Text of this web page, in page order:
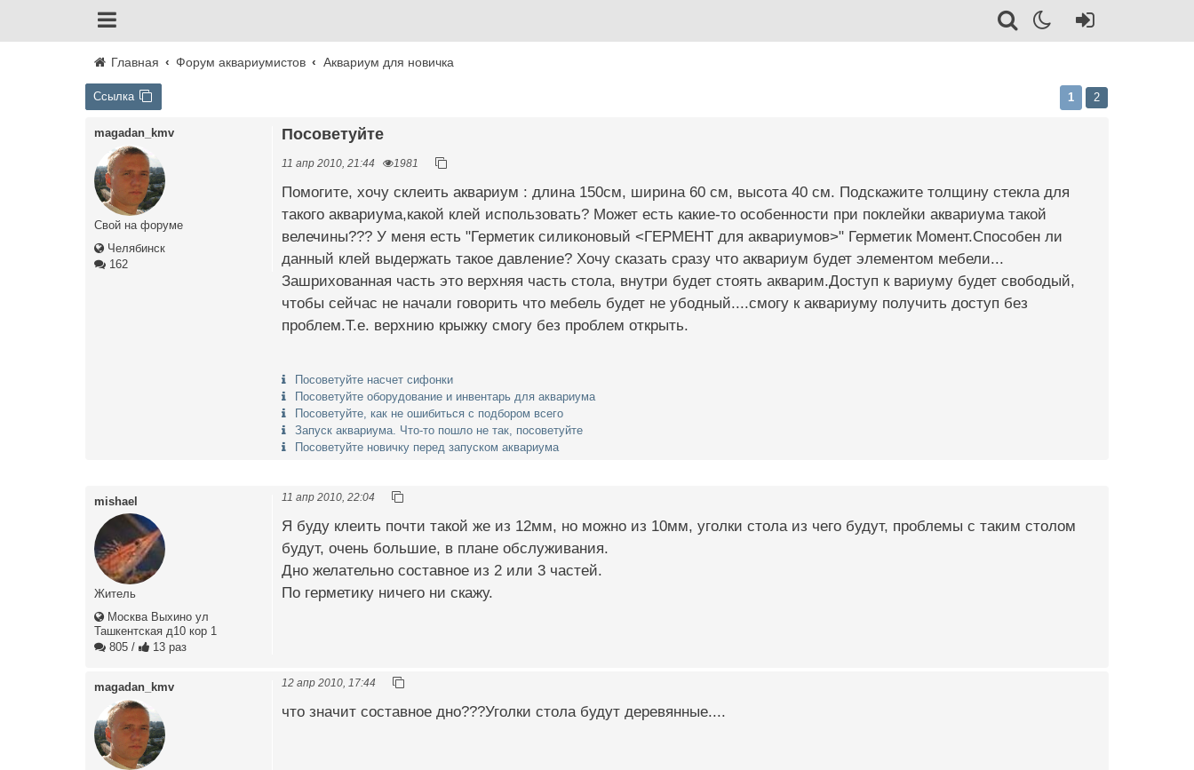
Главная Форум аквариумистов Аквариум для новичка
Ссылка 1 2
magadan_kmv
Свой на форуме
Челябинск
162
Посоветуйте
11 апр 2010, 21:44 1981
Помогите, хочу склеить аквариум : длина 150см, ширина 60 см, высота 40 см. Подскажите толщину стекла для
такого аквариума,какой клей использовать? Может есть какие-то особенности при поклейки аквариума такой
велечины??? У меня есть "Герметик силиконовый <ГЕРМЕНТ для аквариумов>" Герметик Момент.Способен ли
данный клей выдержать такое давление? Хочу сказать сразу что аквариум будет элементом мебели...
Зашрихованная часть это верхняя часть стола, внутри будет стоять акварим.Доступ к вариуму будет свободый,
чтобы сейчас не начали говорить что мебель будет не убодный....смогу к аквариуму получить доступ без
проблем.Т.е. верхнию крыжку смогу без проблем открыть.
Посоветуйте насчет сифонки
Посоветуйте оборудование и инвентарь для аквариума
Посоветуйте, как не ошибиться с подбором всего
Запуск аквариума. Что-то пошло не так, посоветуйте
Посоветуйте новичку перед запуском аквариума
mishael
Житель
Москва Выхино ул
Ташкентская д10 кор 1
805 / 13 раз
11 апр 2010, 22:04
Я буду клеить почти такой же из 12мм, но можно из 10мм, уголки стола из чего будут, проблемы с таким столом
будут, очень большие, в плане обслуживания.
Дно желательно составное из 2 или 3 частей.
По герметику ничего ни скажу.
magadan_kmv 12 апр 2010, 17:44
что значит составное дно???Уголки стола будут деревянные....